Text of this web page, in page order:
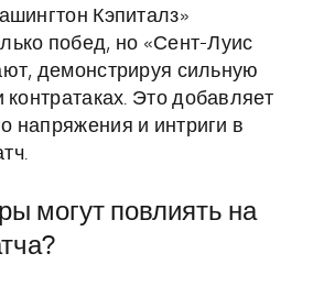
Кэпиталз»
побед, но «Сент-Луис
демонстрируя сильную
контратаках. Это добавляет
напряжения и интриги в
могут повлиять на